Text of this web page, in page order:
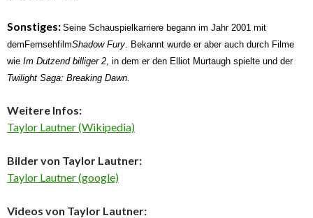
Sonstiges: Seine Schauspielkarriere begann im Jahr 2001 mit
dem FernsehfilmShadow Fury. Bekannt wurde er aber auch durch Filme
wie Im Dutzend billiger 2, in dem er den Elliot Murtaugh spielte und der
Twilight Saga: Breaking Dawn.
Weitere Infos:
Taylor Lautner (Wikipedia)
Bilder von Taylor Lautner:
Taylor Lautner (google)
Videos von Taylor Lautner: